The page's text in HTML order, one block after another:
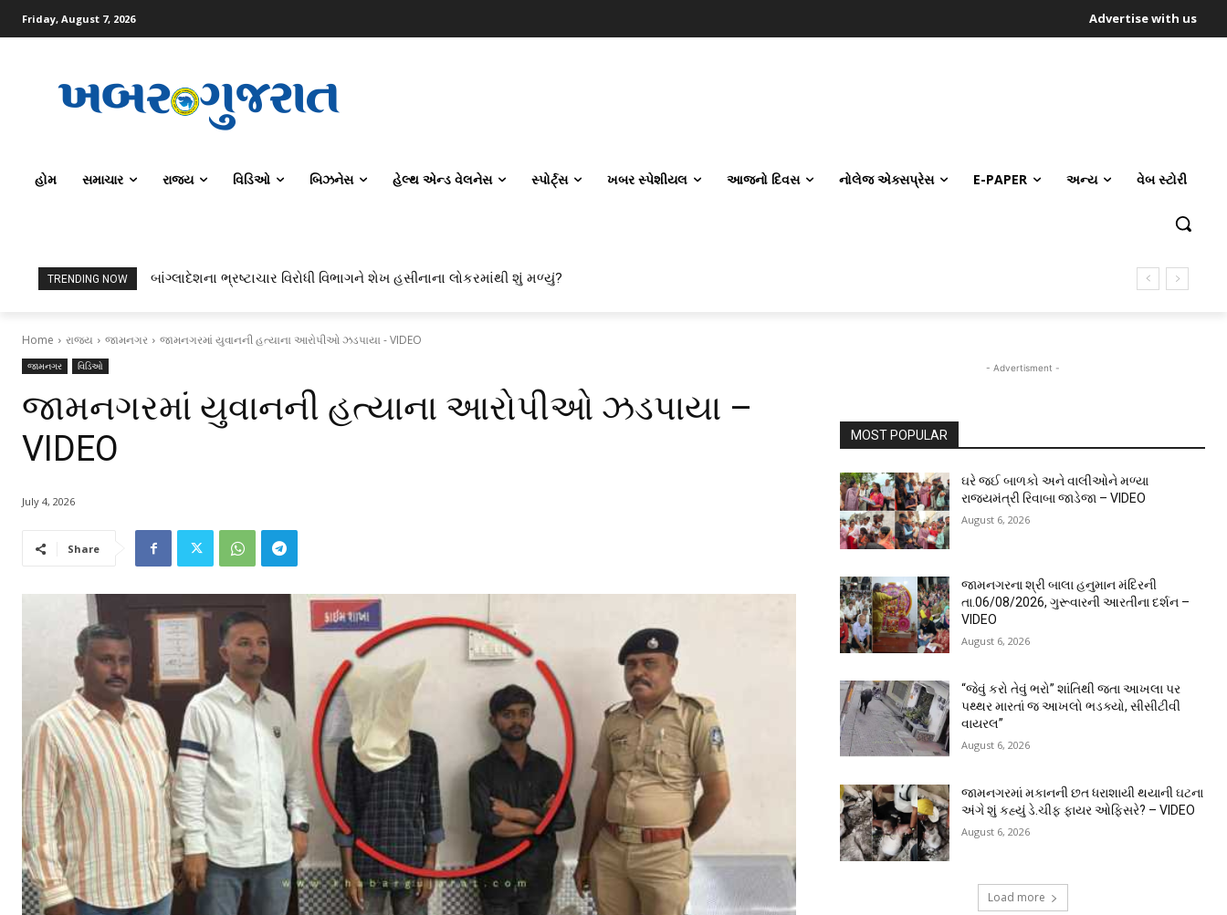
Friday, August 7, 2026 Advertise with us
હોમ સમાચાર રાજ્ય વિડિઓ બિઝનેસ હેલ્થ એન્ડ વેલનેસ સ્પોર્ટ્સ ખબર સ્પેશીયલ આજનો દિવસ નોલેજ એક્સપ્રેસ E-PAPER અન્ય વેબ સ્ટોરી
TRENDING NOW બાંગ્લાદેશના ભ્રષ્ટાચાર વિરોધી વિભાગને શેખ હસીનાના લોકરમાંથી શું મળ્યું?
Home રાજ્ય જામનગર જામનગરમાં યુવાનની હત્યાના આરોપીઓ ઝડપાયા - VIDEO
જામનગર વિડિઓ
જામનગરમાં યુવાનની હત્યાના આરોપીઓ ઝડપાયા –
VIDEO
July 4, 2026
Share
- Advertisment -
MOST POPULAR
ઘરે જઈ બાળકો અને વાલીઓને મળ્યા
રાજ્યમંત્રી રિવાબા જાડેજા – VIDEO
August 6, 2026
જામનગરના શ્રી બાલા હનુમાન મંદિરની
તા.06/08/2026, ગુરૂવારની આરતીના દર્શન –
VIDEO
August 6, 2026
“જેવું કરો તેવું ભરો” શાંતિથી જતા આખલા પર
પથ્થર મારતાં જ આખલો ભડક્યો, સીસીટીવી
વાયરલ”
August 6, 2026
જામનગરમાં મકાનની છત ધરાશાયી થયાની ઘટના
અંગે શું કહ્યું ડે.ચીફ ફાયર ઓફિસરે? – VIDEO
August 6, 2026
Load more